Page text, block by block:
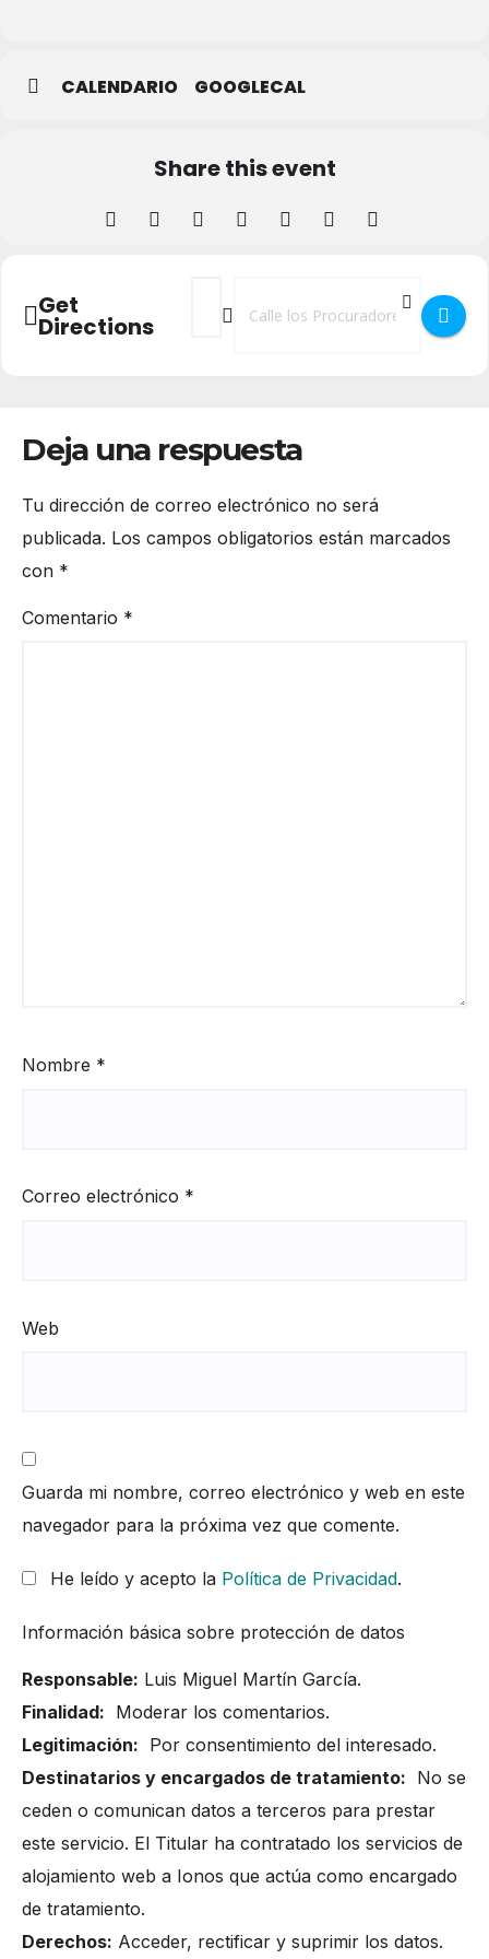
CALENDARIO GOOGLECAL
Share this event
Get
Directions
Address - Agroecología en Segovia []
Destination Address -
Deja una respuesta
Tu dirección de correo electrónico no será
publicada. Los campos obligatorios están marcados
con *
Comentario *
Nombre *
Correo electrónico *
Web
Guarda mi nombre, correo electrónico y web en este
navegador para la próxima vez que comente.
He leído y acepto la Política de Privacidad.
Información básica sobre protección de datos
Responsable: Luis Miguel Martín García.
Finalidad: Moderar los comentarios.
Legitimación: Por consentimiento del interesado.
Destinatarios y encargados de tratamiento: No se
ceden o comunican datos a terceros para prestar
este servicio. El Titular ha contratado los servicios de
alojamiento web a Ionos que actúa como encargado
de tratamiento.
Derechos: Acceder, rectificar y suprimir los datos.